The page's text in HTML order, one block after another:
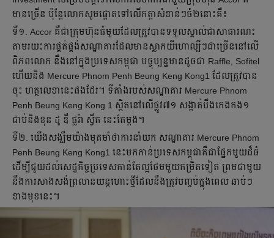
មានច្រើន ប៉ុន្តែលោកសូមផ្ដោតទៅលើកត្តាសំខាន់ៗធំ២នោះគឺ៖
ទី១. Accor គឺជាក្រុមហ៊ុនធំមួយដែលត្រូវបានទទួលស្គាល់ជាសាធារណះ
តាមរយះការផ្គត់ផ្គង់សណ្ឋាគារដែលមានស្លាកយីហោល្បីៗជាច្រើននៅលើ
ពិភពលោក នឹងនៅក្នុងប្រទេសកម្ពុជា បច្ចុប្បន្នមានដូចជា Raffle, Sofitel
ហើយនិង Mercure Phnom Penh Beung Keng Kong1 ដែលត្រូវបាន
ចុះ ហត្ថលេខានេះផងដែរ។ ទីតាំងរបស់សណ្ឋាគារ Mercure Phnom
Penh Beung Keng Kong 1 ស្ថិតនៅលើផ្លូវ៧១ សង្កាត់បឹងកេងកង១
ជាប់និងខុន ដូ ឌឹ ផ្លរ៉ា ស្វីត នេះតែម្តង។
ទី២. យើងសង្ឃឹមយ៉ាងមុតមាំថាការនាំយក សណ្ឋាគារ Mercure Phnom
Penh Beung Keng Kong1 នេះមកកាន់ប្រទេសកម្ពុជាគឺជាផ្នែកមួយដ៏ធំ
ដើម្បីជួយដល់សេដ្ឋកិច្ចប្រទេសកាន់តែល្អថែមមួយកម្រិតទៀត ព្រមជាមួយ
នឹងការសាងសង់ព្រលានយន្តហោះថ្មីដែលនឹងត្រូវបញ្ចប់ក្នុងពេល ឆាប់ៗ
ខាងមុខនេះ។